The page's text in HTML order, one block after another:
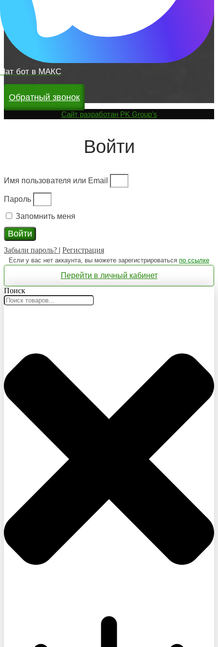
Чат бот в МАКС
Обратный звонок
Cайт разработан PK Group's
Войти
Имя пользователя или Email
Пароль
Запомнить меня
Войти
Забыли пароль? | Регистрация
Если у вас нет аккаунта, вы можете зарегистрироваться по ссылке
Перейти в личный кабинет
Поиск